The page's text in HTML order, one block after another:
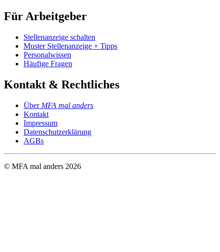
Für Arbeitgeber
Stellenanzeige schalten
Muster Stellenanzeige + Tipps
Personalwissen
Häufige Fragen
Kontakt & Rechtliches
Über MFA mal anders
Kontakt
Impressum
Datenschutzerklärung
AGBs
© MFA mal anders 2026